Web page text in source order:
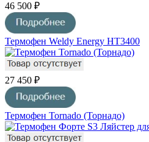
46 500 ₽
Термофен Weldy Energy HT3400
27 450 ₽
Термофен Tornado (Торнадо)